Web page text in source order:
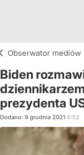
Obserwator mediów
Biden
prezydenta
Dodano: 9 grudnia 2021 6:52